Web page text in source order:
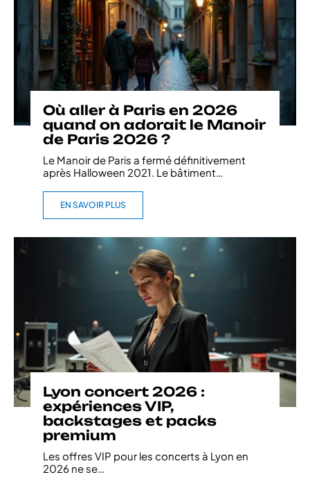
Où aller à Paris en 2026
quand on adorait le Manoir
de Paris 2026 ?
Le Manoir de Paris a fermé définitivement
après Halloween 2021. Le bâtiment…
EN SAVOIR PLUS
Lyon concert 2026 :
expériences VIP,
backstages et packs
premium
Les offres VIP pour les concerts à Lyon en
2026 ne se…